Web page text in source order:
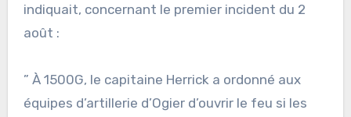
indiquait, concernant le premier incident du 2
août :
” À 1500G, le capitaine Herrick a ordonné aux
équipes d’artillerie d’Ogier d’ouvrir le feu si les